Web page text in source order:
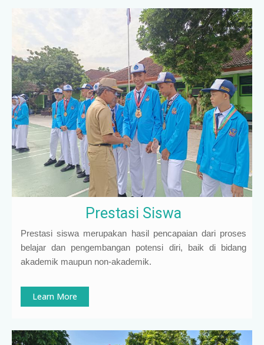
Prestasi Siswa
Prestasi siswa merupakan hasil pencapaian dari proses
belajar dan pengembangan potensi diri, baik di bidang
akademik maupun non-akademik.
Learn More